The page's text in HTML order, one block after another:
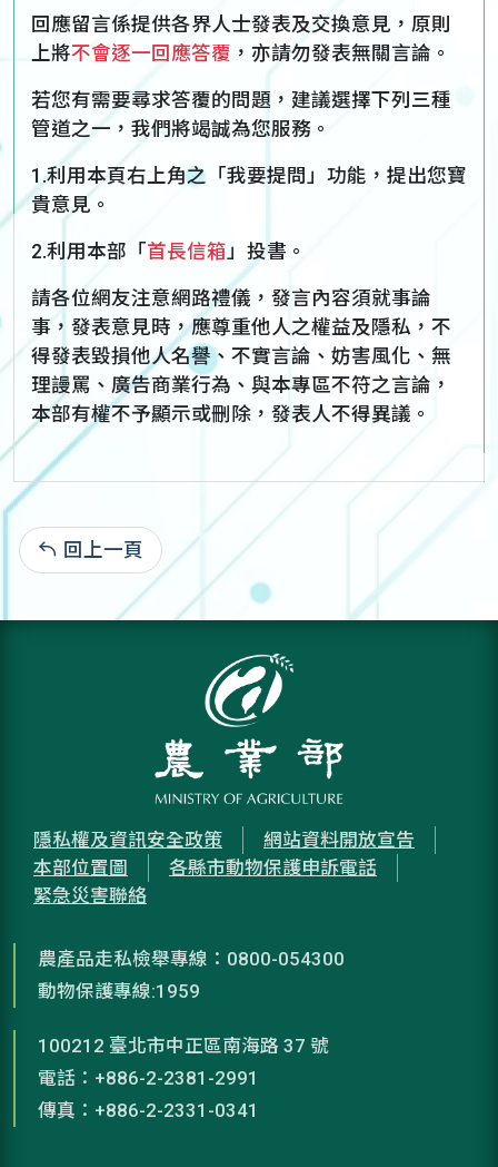
回應留言係提供各界人士發表及交換意見，原則
上將不會逐一回應答覆 ，亦請勿發表無關言論。
若您有需要尋求答覆的問題，建議選擇下列三種
管道之一，我們將竭誠為您服務。
1.利用本頁右上角之「我要提問」功能，提出您寶
貴意見。
2.利用本部「 首長信箱」投書。
請各位網友注意網路禮儀，發言內容須就事論
事，發表意見時，應尊重他人之權益及隱私，不
得發表毀損他人名譽、不實言論、妨害風化、無
理謾罵、廣告商業行為、與本專區不符之言論，
本部有權不予顯示或刪除，發表人不得異議。
回上一頁
隱私權及資訊安全政策
網站資料開放宣告
本部位置圖
各縣市動物保護申訴電話
緊急災害聯絡
農產品走私檢舉專線：0800-054300
動物保護專線:1959
100212 臺北市中正區南海路 37 號
電話：+886-2-2381-2991
傳真：+886-2-2331-0341